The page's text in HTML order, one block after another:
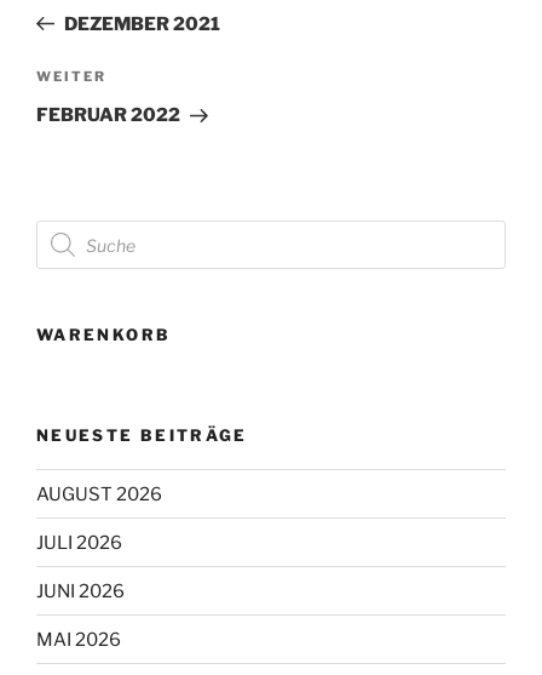
Beitrag
DEZEMBER 2021
Nächster
Beitrag
WEITER
FEBRUAR 2022
Products
search
WARENKORB
NEUESTE BEITRÄGE
AUGUST 2026
JULI 2026
JUNI 2026
MAI 2026